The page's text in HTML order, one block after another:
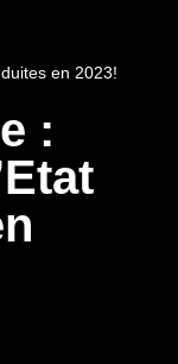
en 2023!
: